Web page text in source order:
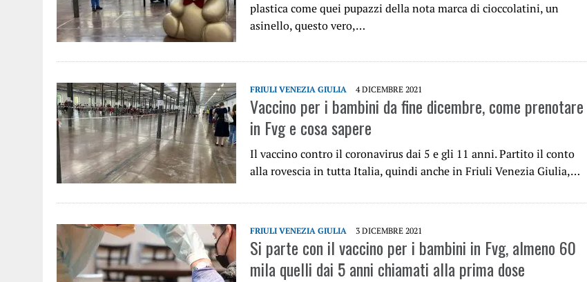
plastica come quei pupazzi della nota marca di cioccolatini, un
asinello, questo vero,…
FRIULI VENEZIA GIULIA 4 DICEMBRE 2021
Vaccino per i bambini da fine dicembre, come prenotare
in Fvg e cosa sapere
Il vaccino contro il coronavirus dai 5 e gli 11 anni. Partito il conto
alla rovescia in tutta Italia, quindi anche in Friuli Venezia Giulia,…
FRIULI VENEZIA GIULIA 3 DICEMBRE 2021
Si parte con il vaccino per i bambini in Fvg, almeno 60
mila quelli dai 5 anni chiamati alla prima dose